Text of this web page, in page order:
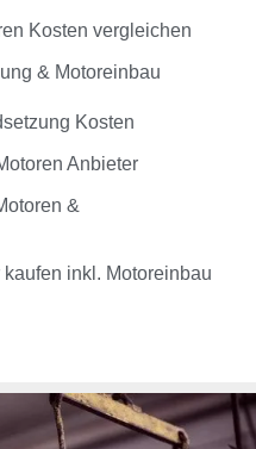
Kosten vergleichen
& Motoreinbau
Kosten
Anbieter
&
inkl. Motoreinbau